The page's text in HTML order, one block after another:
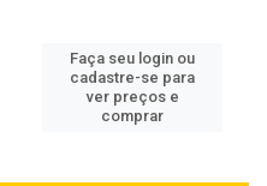
Faça seu login ou
cadastre-se para
ver preços e
comprar